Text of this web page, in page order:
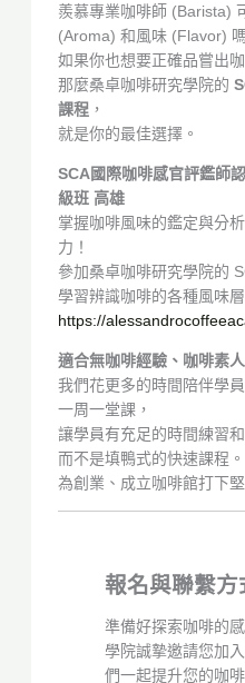
羨慕專業咖啡師 (Barista)
(Aroma) 和風味 (Flavor)
如果你也想要正確品嘗出
那麼桑卓咖啡研究學院的
課程，
就是你的最佳選擇。
SCA國際咖啡感官評鑑師
級班 高雄
掌握咖啡風味的鑑定與分
力！
參加桑卓咖啡研究學院的
學習辨識咖啡的各種風味層
https://
適合無咖啡經驗、咖啡素
我們花更多的時間陪伴學
一周一堂課，
讓學員有充足的時間練習和
而不是填鴨式的快速課程。
為創業、成立咖啡館打下
報名與聯繫方
準備好探索咖啡的
學院誠摯邀請您加
們一起提升您的咖